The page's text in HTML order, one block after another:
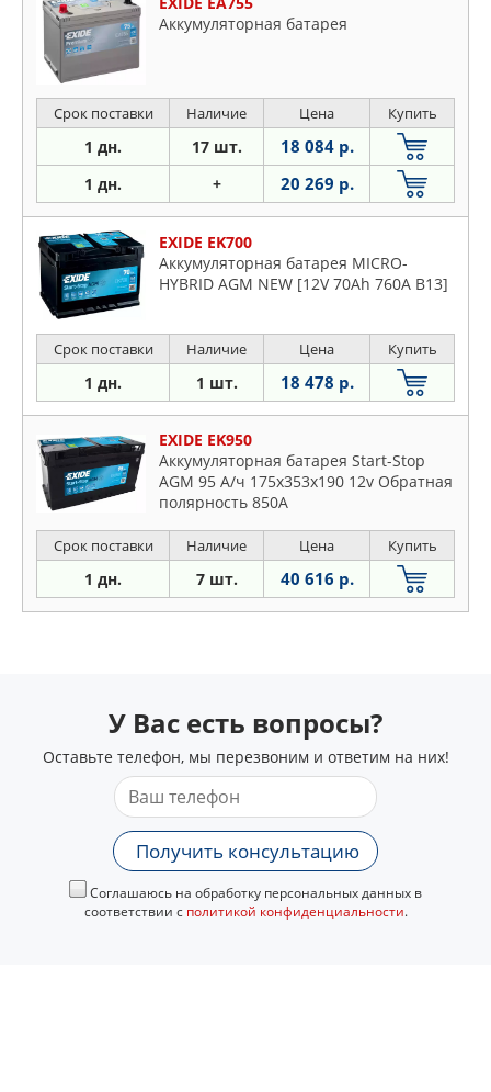
Аккумуляторная батарея
Срок поставки Наличие Цена Купить
1 дн. 17 шт. 18 084 р.
1 дн. + 20 269 р.
EXIDE EK700
Аккумуляторная батарея MICRO-
HYBRID AGM NEW [12V 70Ah 760A B13]
Срок поставки Наличие Цена Купить
1 дн. 1 шт. 18 478 р.
EXIDE EK950
Аккумуляторная батарея Start-Stop
AGM 95 А/ч 175x353x190 12v Обратная
полярность 850A
Срок поставки Наличие Цена Купить
1 дн. 7 шт. 40 616 р.
У Вас есть вопросы?
Оставьте телефон, мы перезвоним и ответим на них!
Получить консультацию
Соглашаюсь на обработку персональных данных в
соответствии с политикой конфиденциальности.